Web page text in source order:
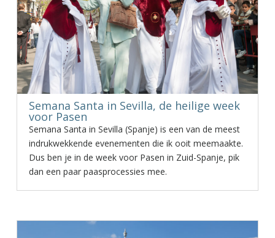
Semana Santa in Sevilla, de heilige week
voor Pasen
Semana Santa in Sevilla (Spanje) is een van de meest
indrukwekkende evenementen die ik ooit meemaakte.
Dus ben je in de week voor Pasen in Zuid-Spanje, pik
dan een paar paasprocessies mee.